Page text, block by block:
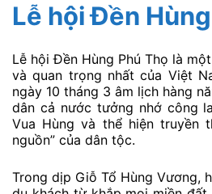
Lễ hội Đền
Lễ hội Đền Hùng Phú Thọ là
và quan trọng nhất của Việt
ngày 10 tháng 3 âm lịch hàng
dân cả nước tưởng nhớ công
Vua Hùng và thể hiện truyền
nguồn” của dân tộc.
Trong dịp Giỗ Tổ Hùng Vương,